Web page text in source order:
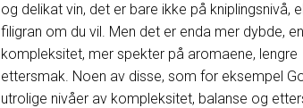
og delikat vin, det er bare ikke på kniplingsnivå,
filigran om du vil. Men det er enda mer dybde,
kompleksitet, mer spekter på aromaene, lengre
ettersmak. Noen av disse, som for eksempel
utrolige nivåer av kompleksitet, balanse og